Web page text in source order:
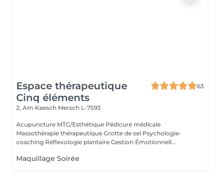
Espace thérapeutique
Cinq éléments
63
2, Am Kaesch Mersch L-7593
Acupuncture MTC/Esthétique Pédicure médicale
Massothérapie thérapeutique Grotte de sel Psychologie-
coaching Réflexologie plantaire Gestion Émotionnell...
Maquillage Soirée